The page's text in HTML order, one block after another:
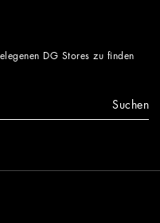
DG Stores zu finden
Suchen